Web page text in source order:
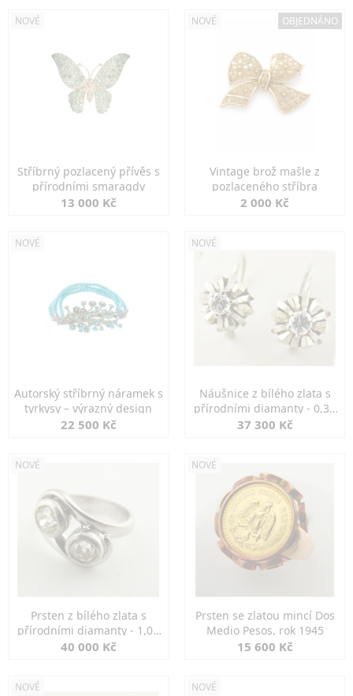
NOVÉ
Stříbrný pozlacený přívěs s
přírodními smaragdy
13 000 Kč
NOVÉ OBJEDNÁNO
Vintage brož mašle z
pozlaceného stříbra
2 000 Kč
NOVÉ
Autorský stříbrný náramek s
tyrkysy – výrazný design
22 500 Kč
NOVÉ
Náušnice z bílého zlata s
přírodními diamanty - 0,30
ct
37 300 Kč
NOVÉ
Prsten z bílého zlata s
přírodními diamanty - 1,00
ct
40 000 Kč
NOVÉ
Prsten se zlatou mincí Dos
Medio Pesos, rok 1945
15 600 Kč
NOVÉ NOVÉ